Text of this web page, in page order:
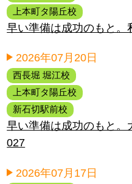
上本町タ陽丘校
早い準備は成功のもと
2026年07月20日
西長堀 堀江校
上本町タ陽丘校
新石切駅前校
早い準備は成功のもと
027
2026年07月17日